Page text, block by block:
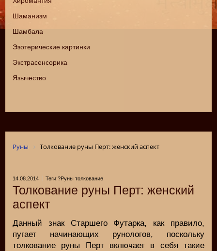
Шаманизм
Шамбала
Эзотерические картинки
Экстрасенсорика
Язычество
Руны Толкование руны Перт: женский аспект
14.08.2014 Теги:?Руны толкование
Толкование руны Перт: женский
аспект
Данный знак Старшего Футарка, как правило,
пугает начинающих рунологов, поскольку
толкование руны Перт включает в себя такие